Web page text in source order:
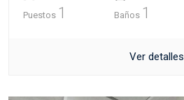
Puestos 1 Baños 1
Ver detalles